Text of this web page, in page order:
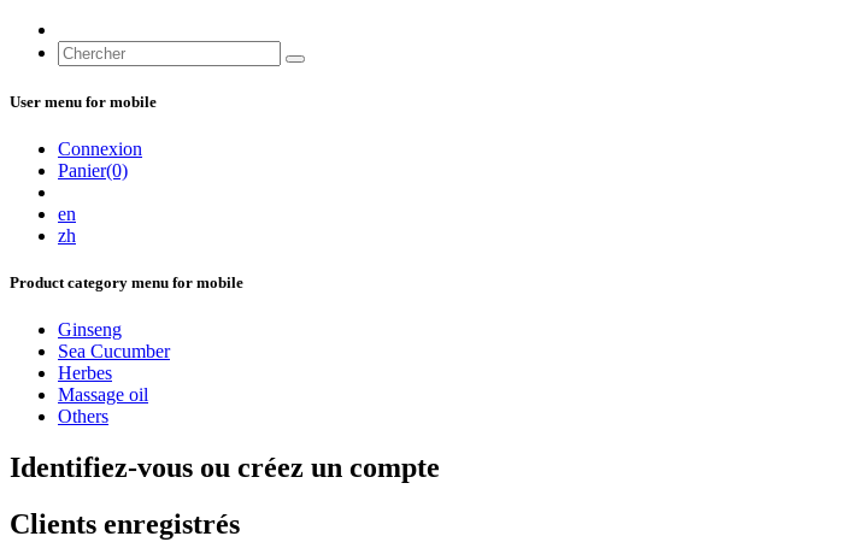
User menu for mobile
Connexion
Panier(0)
en
zh
Product category menu for mobile
Ginseng
Sea Cucumber
Herbes
Massage oil
Others
Identifiez-vous ou créez un compte
Clients enregistrés